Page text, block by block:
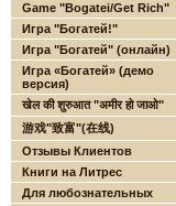
Game "Bogatei/Get Rich"
Игра "Богатей!"
Игра "Богатей" (онлайн)
Игра «Богатей» (демо
версия)
खेल की शुरुआत "अमीर हो जाओ"
游戏"致富"(在线)
Отзывы Клиентов
Книги на Литрес
Для любознательных